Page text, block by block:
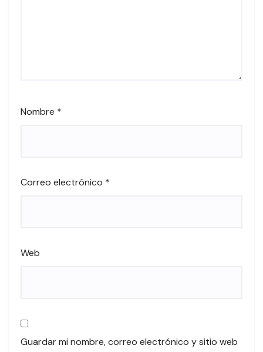
Nombre *
Correo electrónico *
Web
Guardar mi nombre, correo electrónico y sitio web